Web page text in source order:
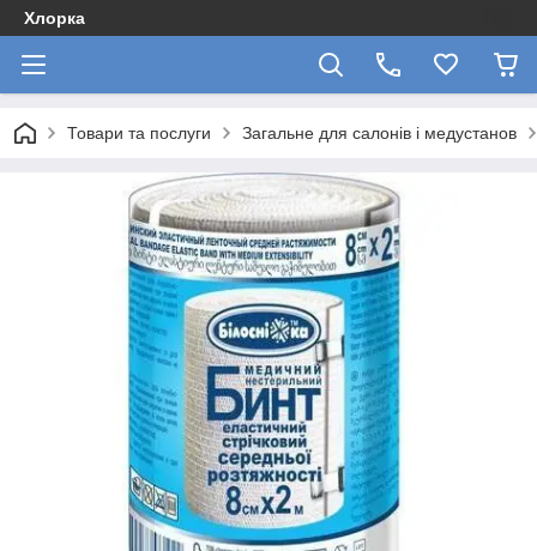
Хлорка
Товари та послуги Загальне для салонів і медустанов